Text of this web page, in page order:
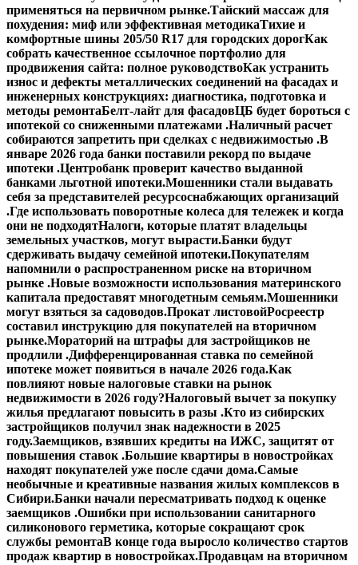
применяться на первичном рынке.Тайский массаж для
похудения: миф или эффективная методикаТихие и
комфортные шины 205/50 R17 для городских дорогКак
собрать качественное ссылочное портфолио для
продвижения сайта: полное руководствоКак устранить
износ и дефекты металлических соединений на фасадах и
инженерных конструкциях: диагностика, подготовка и
методы ремонтаБелт-лайт для фасадовЦБ будет бороться с
ипотекой со сниженными платежами .Наличный расчет
собираются запретить при сделках с недвижимостью .В
январе 2026 года банки поставили рекорд по выдаче
ипотеки .Центробанк проверит качество выданной
банками льготной ипотеки.Мошенники стали выдавать
себя за представителей ресурсоснабжающих организаций
.Где использовать поворотные колеса для тележек и когда
они не подходятНалоги, которые платят владельцы
земельных участков, могут вырасти.Банки будут
сдерживать выдачу семейной ипотеки.Покупателям
напомнили о распространенном риске на вторичном
рынке .Новые возможности использования материнского
капитала предоставят многодетным семьям.Мошенники
могут взяться за садоводов.Прокат листовойРосреестр
составил инструкцию для покупателей на вторичном
рынке.Мораторий на штрафы для застройщиков не
продлили .Дифференцированная ставка по семейной
ипотеке может появиться в начале 2026 года.Как
повлияют новые налоговые ставки на рынок
недвижимости в 2026 году?Налоговый вычет за покупку
жилья предлагают повысить в разы .Кто из сибирских
застройщиков получил знак надежности в 2025
году.Заемщиков, взявших кредиты на ИЖС, защитят от
повышения ставок .Большие квартиры в новостройках
находят покупателей уже после сдачи дома.Самые
необычные и креативные названия жилых комплексов в
Сибири.Банки начали пересматривать подход к оценке
заемщиков .Ошибки при использовании санитарного
силиконового герметика, которые сокращают срок
службы ремонтаВ конце года выросло количество стартов
продаж квартир в новостройках.Продавцам на вторичном